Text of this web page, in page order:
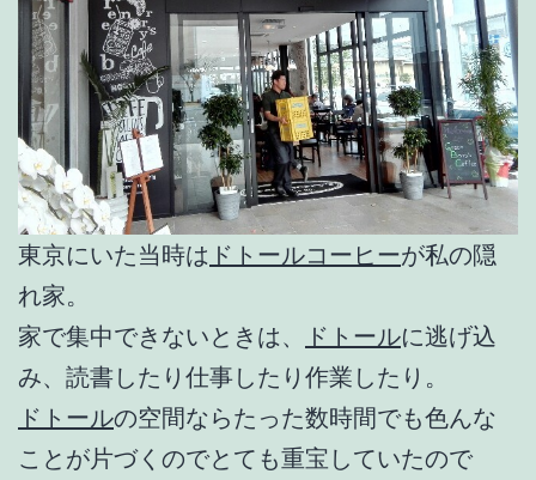
東京にいた当時は ドトールコーヒーが私の隠
れ家。
家で集中できないときは、 ドトールに逃げ込
み、読書したり仕事したり作業したり。
ドトールの空間ならたった数時間でも色んな
ことが片づくのでとても重宝していたので